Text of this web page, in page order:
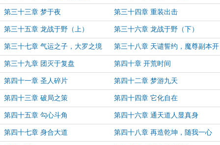
第三十三章 梦于夜 第三十四章 重装出击
第三十五章 龙战于野（上） 第三十六章 龙战于野（下）
第三十七章 气运之子，大罗之境 第三十八章 天谴誓约，魔尊副本开
组
第三十九章 团灭于复盘 第四十章 开荒时间
第四十一章 圣人碎片 第四十二章 梦游九天
第四十三章 破局之策 第四十四章 它化自在
第四十五章 勾心斗角 第四十六章 通天道人显真身
第四十七章 身合大道 第四十八章 再造乾坤，随我一心